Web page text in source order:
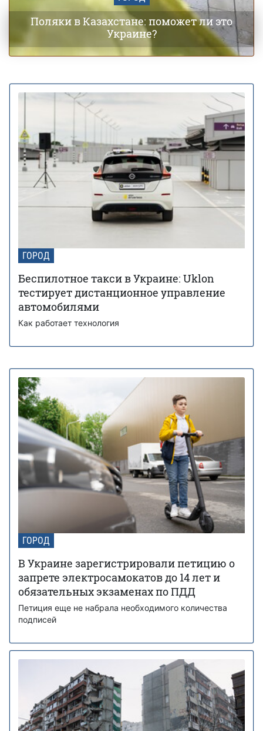
Поляки в Казахстане: поможет ли это
Украине?
ГОРОД
Беспилотное такси в Украине: Uklon
тестирует дистанционное управление
автомобилями
Как работает технология
ГОРОД
В Украине зарегистрировали петицию о
запрете электросамокатов до 14 лет и
обязательных экзаменах по ПДД
Петиция еще не набрала необходимого количества
подписей